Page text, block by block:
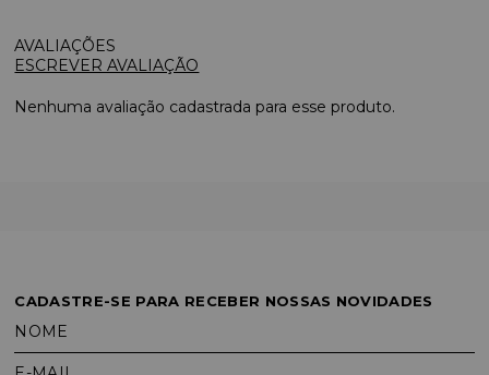
ESCREVER AVALIAÇÃO
Nenhuma avaliação cadastrada para esse produto.
CADASTRE-SE PARA RECEBER NOSSAS NOVIDADES
NOME